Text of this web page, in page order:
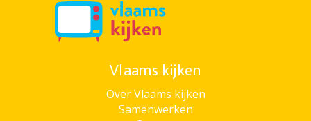
Vlaams kijken
Over Vlaams kijken
Samenwerken